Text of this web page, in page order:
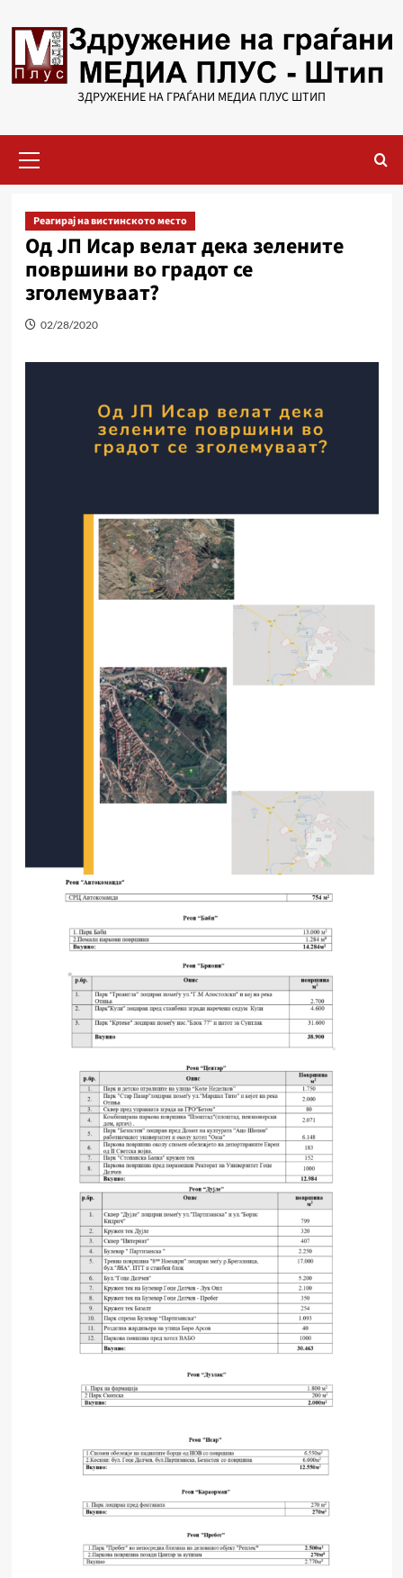
to
content
ЗДРУЖЕНИЕ НА ГРАЃАНИ МЕДИА ПЛУС ШТИП
Menu
Реагирај на вистинското место
Од ЈП Исар велат дека зелените
површини во градот се
зголемуваат?
02/28/2020